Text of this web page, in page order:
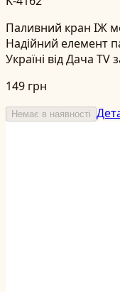
Паливний кран ІЖ
Надійний елемент
Україні від Дача TV
149 грн
Немає в наявності